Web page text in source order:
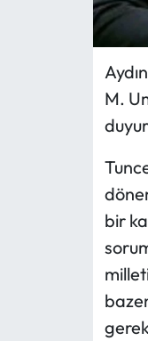
M.
bir
TURİZM
RESMİ